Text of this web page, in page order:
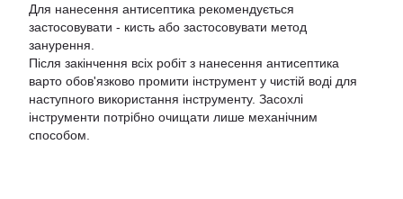
Для нанесення антисептика рекомендується
застосовувати - кисть або застосовувати метод
занурення.
Після закінчення всіх робіт з нанесення антисептика
варто обов'язково промити інструмент у чистій воді для
наступного використання інструменту. Засохлі
інструменти потрібно очищати лише механічним
способом.